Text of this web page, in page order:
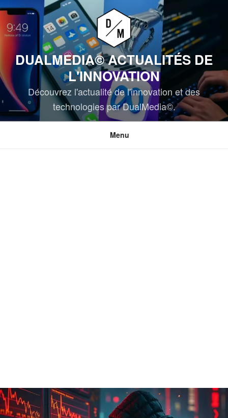
Aller
au
contenu
DUALMEDIA© ACTUALITÉS DE
L'INNOVATION
Découvrez l'actualité de l'innovation et des
technologies par DualMedia©.
Menu